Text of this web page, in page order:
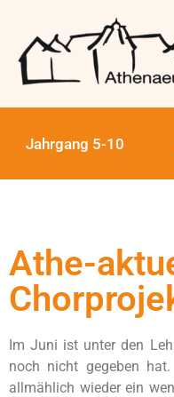
Jahrgang 5-10
Athe-
Im Juni ist unter den
noch nicht gegeben
allmählich wieder ein